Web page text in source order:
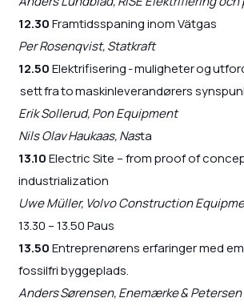
12.30Framtidsspaning inom Vätgas
Per Rosenqvist, Statkraft
12.50Elektrifisering - muligheter og
sett fra to maskinleverandørers
Erik Sollerud, Pon Equipment
Nils Olav Haukaas, Nasta
13.10Electric Site – from proof of
industrialization
Uwe Müller, Volvo Construction
13.30 – 13.50 Paus
13.50Entreprenørens erfaringer med
fossilfri byggeplads.
Anders Sørensen, Enemærke & Petersen